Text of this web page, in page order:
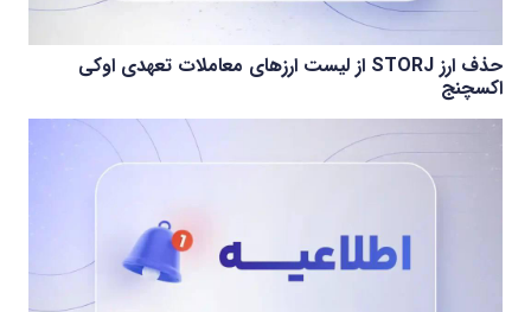
حذف ارز STORJ از لیست ارزهای معاملات تعهدی اوکی
اکسچنج